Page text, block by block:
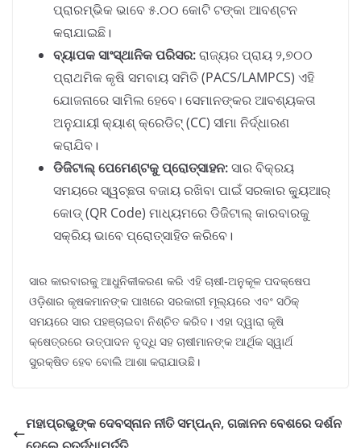
ପ୍ରାରମ୍ଭିକ ଭାବେ ୫.୦୦ କୋଟି ଟଙ୍କା ଆବଣ୍ଟନ
କରାଯାଇଛି।
ବ୍ୟାପକ ସାଂସ୍ଥାନିକ ପରିସର:ରାଜ୍ୟର ପ୍ରାୟ ୨,୭୦୦
ପ୍ରାଥମିକ କୃଷି ସମବାୟ ସମିତି (PACS/LAMPCS) ଏହି
ଯୋଜନାରେ ସାମିଲ ହେବେ। ସେମାନଙ୍କର ଆବଶ୍ୟକତା
ଅନୁଯାୟୀ କ୍ୟାଶ୍ କ୍ରେଡିଟ୍ (CC) ସୀମା ନିର୍ଦ୍ଧାରଣ
କରାଯିବ।
ଡିଜିଟାଲ୍ ପେମେଣ୍ଟକୁ ପ୍ରୋତ୍ସାହନ:ସାର ବିକ୍ରୟ
ସମୟରେ ସ୍ୱଚ୍ଛତା ବଜାୟ ରଖିବା ପାଇଁ ସରକାର କ୍ୟୁଆର୍
କୋଡ୍ (QR Code) ମାଧ୍ୟମରେ ଡିଜିଟାଲ୍ କାରବାରକୁ
ସକ୍ରିୟ ଭାବେ ପ୍ରୋତ୍ସାହିତ କରିବେ।
ସାର କାରବାରକୁ ଆଧୁନିକୀକରଣ କରି ଏହି ଚାଷୀ-ଅନୁକୂଳ ପଦକ୍ଷେପ
ଓଡ଼ିଶାର କୃଷକମାନଙ୍କ ପାଖରେ ସରକାରୀ ମୂଲ୍ୟରେ ଏବଂ ସଠିକ୍
ସମୟରେ ସାର ପହଞ୍ଚାଇବା ନିଶ୍ଚିତ କରିବ। ଏହା ଦ୍ୱାରା କୃଷି
କ୍ଷେତ୍ରରେ ଉତ୍ପାଦନ ବୃଦ୍ଧି ସହ ଚାଷୀମାନଙ୍କ ଆର୍ଥିକ ସ୍ୱାର୍ଥ
ସୁରକ୍ଷିତ ହେବ ବୋଲି ଆଶା କରାଯାଉଛି।
ମହାପ୍ରଭୁଙ୍କ ଦେବସ୍ନାନ ନୀତି ସମ୍ପନ୍ନ, ଗଜାନନ ବେଶରେ ଦର୍ଶନ